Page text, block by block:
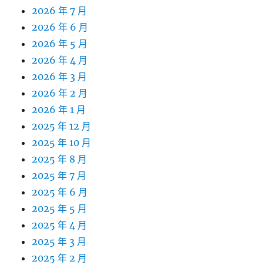
2026 年 7 月
2026 年 6 月
2026 年 5 月
2026 年 4 月
2026 年 3 月
2026 年 2 月
2026 年 1 月
2025 年 12 月
2025 年 10 月
2025 年 8 月
2025 年 7 月
2025 年 6 月
2025 年 5 月
2025 年 4 月
2025 年 3 月
2025 年 2 月